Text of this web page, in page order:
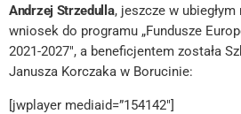
Andrzej Strzedulla, jeszcze w ubiegłym
wniosek do programu „Fundusze
2021-2027″, a beneficjentem została
Janusza Korczaka w Borucinie:
[jwplayer mediaid=”154142″]